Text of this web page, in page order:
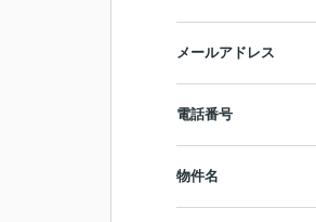
メールアドレス
電話番号
物件名